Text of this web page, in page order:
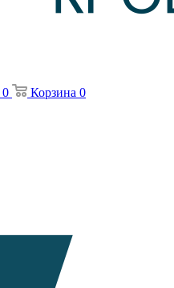
0 Корзина 0